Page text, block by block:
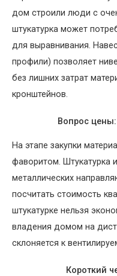
дом строили люди с
штукатурка может
для выравнивания.
профили) позволяет
без лишних затрат
кронштейнов.
Вопрос цены:
На этапе закупки
фаворитом. Штукатурка
металлических
посчитать стоимость
штукатурке нельзя
владения домом на
склоняется к
Короткий